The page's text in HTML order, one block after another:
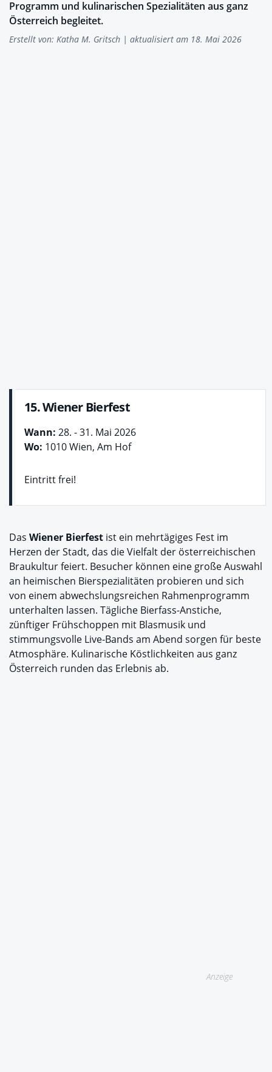
Programm und kulinarischen Spezialitäten aus ganz
Österreich begleitet.
Erstellt von: Katha M. Gritsch | aktualisiert am 18. Mai 2026
15. Wiener Bierfest
Wann: 28. - 31. Mai 2026
Wo: 1010 Wien, Am Hof
Eintritt frei!
Das Wiener Bierfest ist ein mehrtägiges Fest im
Herzen der Stadt, das die Vielfalt der österreichischen
Braukultur feiert. Besucher können eine große Auswahl
an heimischen Bierspezialitäten probieren und sich
von einem abwechslungsreichen Rahmenprogramm
unterhalten lassen. Tägliche Bierfass-Anstiche,
zünftiger Frühschoppen mit Blasmusik und
stimmungsvolle Live-Bands am Abend sorgen für beste
Atmosphäre. Kulinarische Köstlichkeiten aus ganz
Österreich runden das Erlebnis ab.
Anzeige